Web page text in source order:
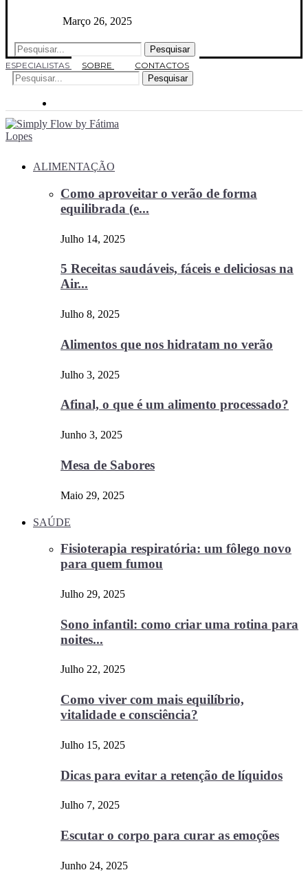
Março 26, 2025
Pesquisar
ESPECIALISTAS
SOBRE
CONTACTOS
Pesquisar
ALIMENTAÇÃO
Como aproveitar o verão de forma
equilibrada (e...
Julho 14, 2025
5 Receitas saudáveis, fáceis e deliciosas na
Air...
Julho 8, 2025
Alimentos que nos hidratam no verão
Julho 3, 2025
Afinal, o que é um alimento processado?
Junho 3, 2025
Mesa de Sabores
Maio 29, 2025
SAÚDE
Fisioterapia respiratória: um fôlego novo
para quem fumou
Julho 29, 2025
Sono infantil: como criar uma rotina para
noites...
Julho 22, 2025
Como viver com mais equilíbrio,
vitalidade e consciência?
Julho 15, 2025
Dicas para evitar a retenção de líquidos
Julho 7, 2025
Escutar o corpo para curar as emoções
Junho 24, 2025